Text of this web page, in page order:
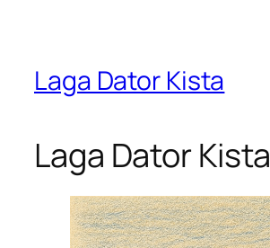
Laga Dator Kista
Laga Dator Kista